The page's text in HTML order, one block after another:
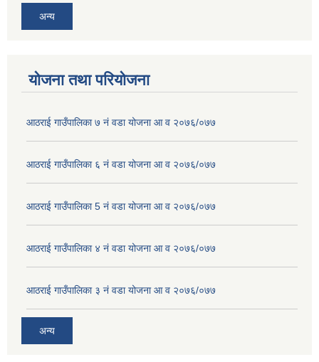
अन्य
योजना तथा परियोजना
आठराई गाउँपालिका ७ नं वडा योजना आ व २०७६/०७७
आठराई गाउँपालिका ६ नं वडा योजना आ व २०७६/०७७
आठराई गाउँपालिका 5 नं वडा योजना आ व २०७६/०७७
आठराई गाउँपालिका ४ नं वडा योजना आ व २०७६/०७७
आठराई गाउँपालिका ३ नं वडा योजना आ व २०७६/०७७
अन्य